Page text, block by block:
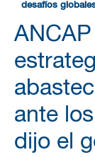
desafíos
ante
dijo el